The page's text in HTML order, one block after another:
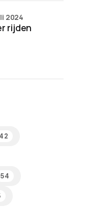
rijden
2024
42
54